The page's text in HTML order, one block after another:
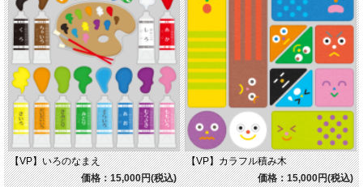
【VP】いろのなまえ
価格：15,000円(税込)
【VP】カラフル積み木
価格：15,000円(税込)